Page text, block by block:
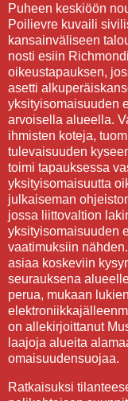
Puheen keskiöön
Poilievre kuvaili
kansainväliseen
nosti esiin
oikeustapauksen,
asetti
yksityisomaisuuden
arvoisella alueella.
ihmisten koteja,
tulevaisuuden
toimi tapauksessa
yksityisomaisuutta
julkaiseman
jossa liittovaltion
yksityisomaisuuden
vaatimuksiin
asiaa koskeviin
seurauksena
perua, mukaan
on allekirjoittanut
laajoja alueita
omaisuudensuojaa.
Ratkaisuksi